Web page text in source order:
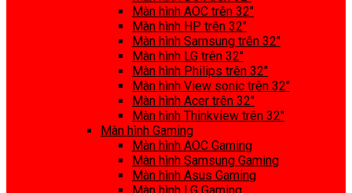
Màn hình AOC trên 32″
Màn hình HP trên 32″
Màn hình Samsung trên 32″
Màn hình LG trên 32″
Màn hình Philips trên 32″
Màn hình View sonic trên 32″
Màn hình Acer trên 32″
Màn hình Thinkview trên 32″
Màn hình Gaming
Màn hình AOC Gaming
Màn hình Samsung Gaming
Màn hình Asus Gaming